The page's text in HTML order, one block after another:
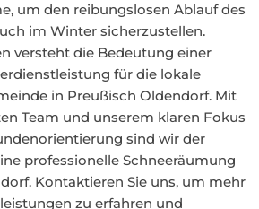
um den reibungslosen Ablauf des
im Winter sicherzustellen.
versteht die Bedeutung einer
für die lokale
in Preußisch Oldendorf. Mit
Team und unserem klaren Fokus
sind wir der
professionelle Schneeräumung
Kontaktieren Sie uns, um mehr
zu erfahren und